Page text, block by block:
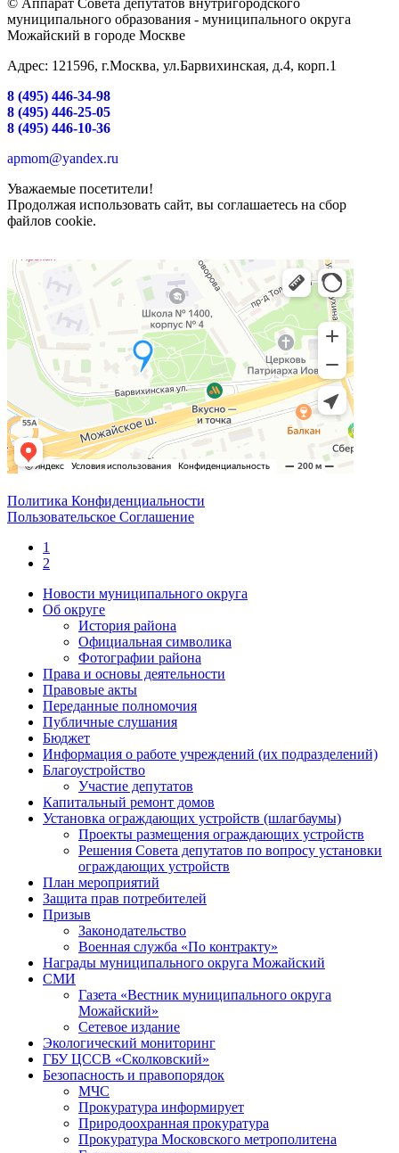
муниципального образования - муниципального округа
Можайский в городе Москве
Адрес: 121596, г.Москва, ул.Барвихинская, д.4, корп.1
8 (495) 446-34-98
8 (495) 446-25-05
8 (495) 446-10-36
apmom@yandex.ru
Уважаемые посетители!
Продолжая использовать сайт, вы соглашаетесь на сбор
файлов cookie.
Политика Конфиденциальности
Пользовательское Соглашение
1
2
Новости муниципального округа
Об округе
История района
Официальная символика
Фотографии района
Права и основы деятельности
Правовые акты
Переданные полномочия
Публичные слушания
Бюджет
Информация о работе учреждений (их подразделений)
Благоустройство
Участие депутатов
Капитальный ремонт домов
Установка ограждающих устройств (шлагбаумы)
Проекты размещения ограждающих устройств
Решения Совета депутатов по вопросу установки
ограждающих устройств
План мероприятий
Защита прав потребителей
Призыв
Законодательство
Военная служба «По контракту»
Награды муниципального округа Можайский
СМИ
Газета «Вестник муниципального округа
Можайский»
Сетевое издание
Экологический мониторинг
ГБУ ЦССВ «Сколковский»
Безопасность и правопорядок
МЧС
Прокуратура информирует
Природоохранная прокуратура
Прокуратура Московского метрополитена